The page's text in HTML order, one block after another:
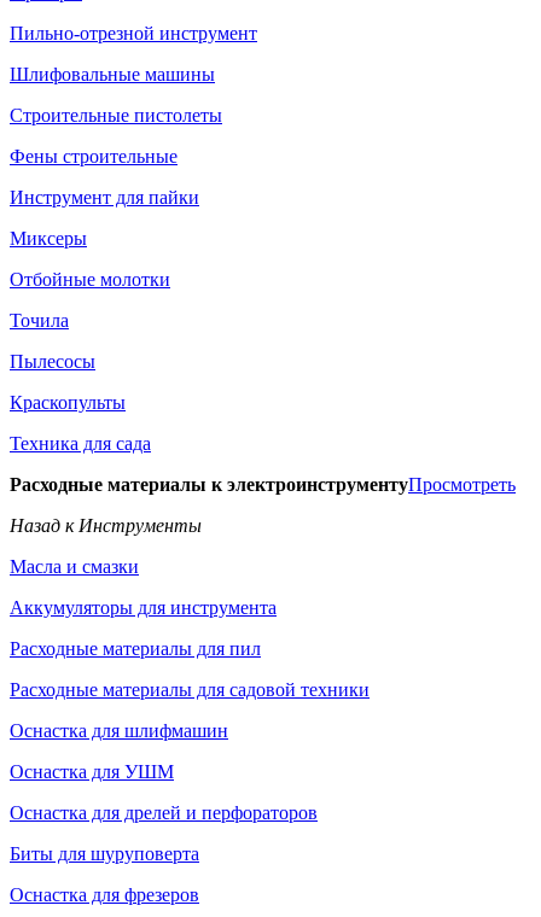
Пильно-отрезной инструмент
Шлифовальные машины
Строительные пистолеты
Фены строительные
Инструмент для пайки
Миксеры
Отбойные молотки
Точила
Пылесосы
Краскопульты
Техника для сада
Расходные материалы к электроинструментуПросмотреть
Назад к Инструменты
Масла и смазки
Аккумуляторы для инструмента
Расходные материалы для пил
Расходные материалы для садовой техники
Оснастка для шлифмашин
Оснастка для УШМ
Оснастка для дрелей и перфораторов
Биты для шуруповерта
Оснастка для фрезеров